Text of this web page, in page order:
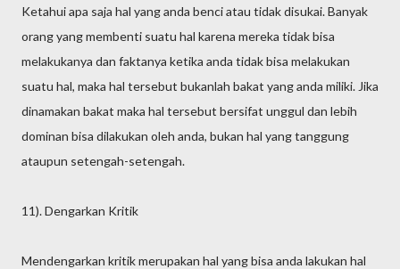
Ketahui apa saja hal yang anda benci atau tidak disukai. Banyak
orang yang membenti suatu hal karena mereka tidak bisa
melakukanya dan faktanya ketika anda tidak bisa melakukan
suatu hal, maka hal tersebut bukanlah bakat yang anda miliki. Jika
dinamakan bakat maka hal tersebut bersifat unggul dan lebih
dominan bisa dilakukan oleh anda, bukan hal yang tanggung
ataupun setengah-setengah.
11). Dengarkan Kritik
Mendengarkan kritik merupakan hal yang bisa anda lakukan hal